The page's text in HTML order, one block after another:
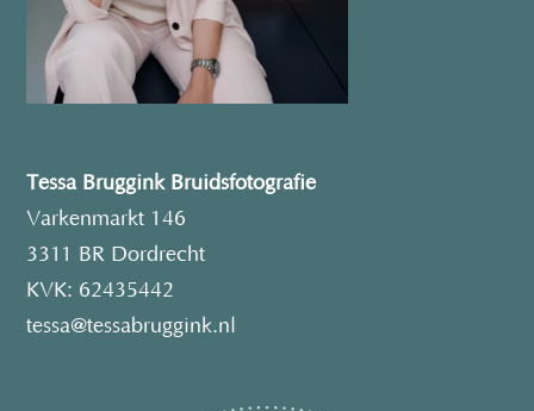
Tessa Bruggink Bruidsfotografie
Varkenmarkt 146
3311 BR Dordrecht
KVK: 62435442
tessa@tessabruggink.nl